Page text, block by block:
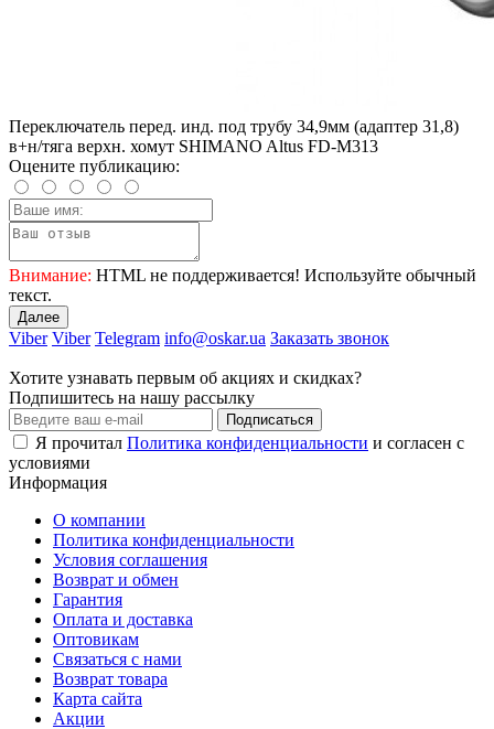
Переключатель перед. инд. под трубу 34,9мм (адаптер 31,8)
в+н/тяга верхн. хомут SHIMANO Altus FD-M313
Оцените публикацию:
Внимание: HTML не поддерживается! Используйте обычный
текст.
Далее
Viber Viber Telegram info@oskar.ua Заказать звонок
Хотите узнавать первым об акциях и скидках?
Подпишитесь на нашу рассылку
Подписаться
Я прочитал Политика конфиденциальности и согласен с
условиями
Информация
О компании
Политика конфиденциальности
Условия соглашения
Возврат и обмен
Гарантия
Оплата и доставка
Оптовикам
Связаться с нами
Возврат товара
Карта сайта
Акции